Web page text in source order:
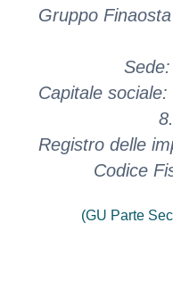
Gruppo
Capitale
Registro delle
Codice
(GU Parte